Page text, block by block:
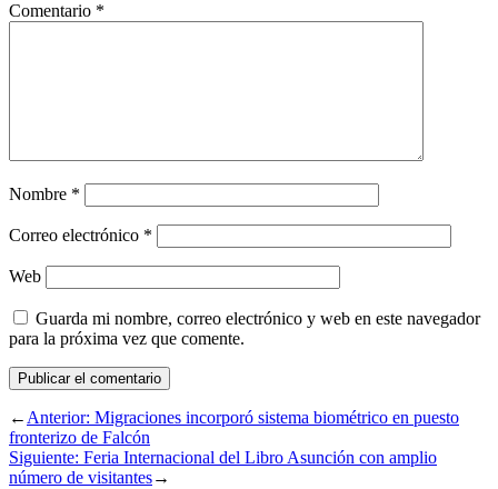
Comentario *
Nombre *
Correo electrónico *
Web
Guarda mi nombre, correo electrónico y web en este navegador
para la próxima vez que comente.
←Anterior: Migraciones incorporó sistema biométrico en puesto
fronterizo de Falcón
Siguiente: Feria Internacional del Libro Asunción con amplio
número de visitantes→